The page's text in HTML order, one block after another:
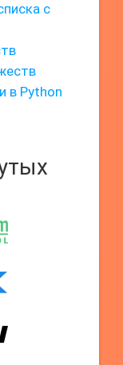
с
в Python